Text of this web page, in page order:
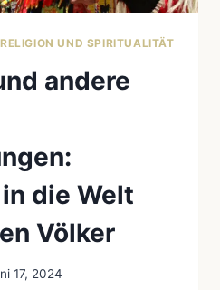
RELIGION UND SPIRITUALITÄT
andere
die Welt
Völker
17, 2024